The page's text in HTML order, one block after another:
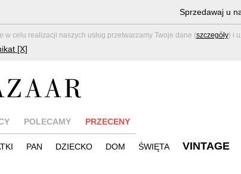
celu realizacji naszych usług przetwarzamy Twoje dane (szczegóły) i
[X]
Sprzedawaj u
POLECAMY PRZECENY
PAN DZIECKO DOM ŚWIĘTA VINTAGE